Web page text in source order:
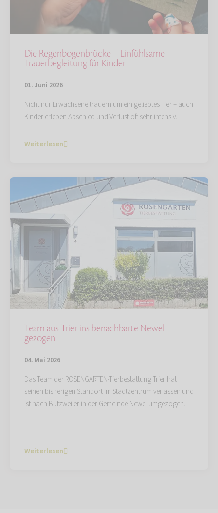
Die Regenbogenbrücke – Einfühlsame
Trauerbegleitung für Kinder
01. Juni 2026
Nicht nur Erwachsene trauern um ein geliebtes Tier – auch
Kinder erleben Abschied und Verlust oft sehr intensiv.
Weiterlesen
Team aus Trier ins benachbarte Newel
gezogen
04. Mai 2026
Das Team der ROSENGARTEN-Tierbestattung Trier hat
seinen bisherigen Standort im Stadtzentrum verlassen und
ist nach Butzweiler in der Gemeinde Newel umgezogen.
Weiterlesen